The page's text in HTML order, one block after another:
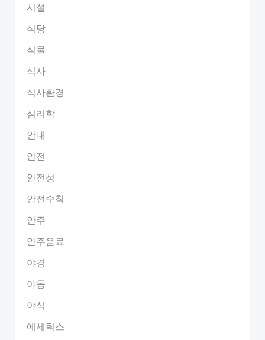
시설
식당
식물
식사
식사환경
심리학
안내
안전
안전성
안전수칙
안주
안주음료
야경
야동
야식
에세틱스